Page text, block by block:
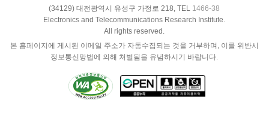
(34129) 대전광역시 유성구 가정로 218, TEL 1466-38
Electronics and Telecommunications Research Institute.
All rights reserved.
본 홈페이지에 게시된 이메일 주소가 자동수집되는 것을 거부하며, 이를 위반시
정보통신망법에 의해 처벌됨을 유념하시기 바랍니다.